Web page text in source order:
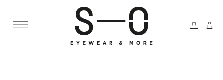
Menù Principale